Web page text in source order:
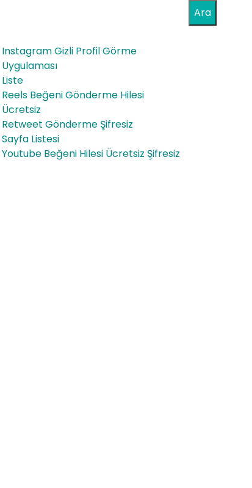
Ara
Instagram Gizli Profil Görme
Uygulaması
Liste
Reels Beğeni Gönderme Hilesi
Ücretsiz
Retweet Gönderme Şifresiz
Sayfa Listesi
Youtube Beğeni Hilesi Ücretsiz Şifresiz